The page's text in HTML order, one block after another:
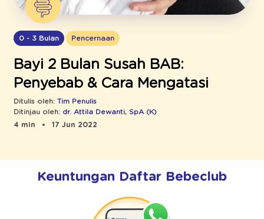
0 - 3 Bulan Pencernaan
Bayi 2 Bulan Susah BAB:
Penyebab & Cara Mengatasi
Ditulis oleh: Tim Penulis
Ditinjau oleh: dr. Attila Dewanti, SpA (K)
4 min
17 Jun 2022
Keuntungan Daftar Bebeclub